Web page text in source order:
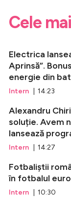
Cele
Electrica
Aprinsă”.
energie din
Intern | 14:23
Alexandru
soluție. Avem
lansează
Intern | 14:27
Fotbaliștii
în fotbalul
Intern | 10:30